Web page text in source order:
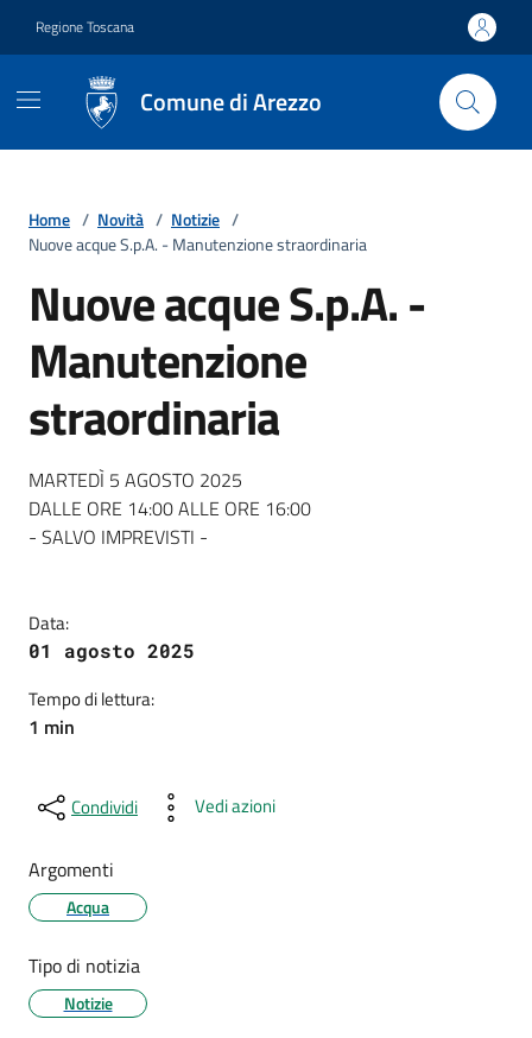
Regione Toscana
Comune di Arezzo
Home / Novità / Notizie /
Nuove acque S.p.A. - Manutenzione straordinaria
Nuove acque S.p.A. -
Manutenzione
straordinaria
Dettagli della notizia
MARTEDÌ 5 AGOSTO 2025
DALLE ORE 14:00 ALLE ORE 16:00
- SALVO IMPREVISTI -
Data:
01 agosto 2025
Tempo di lettura:
1 min
Condividi Vedi azioni
Argomenti
Acqua
Tipo di notizia
Notizie